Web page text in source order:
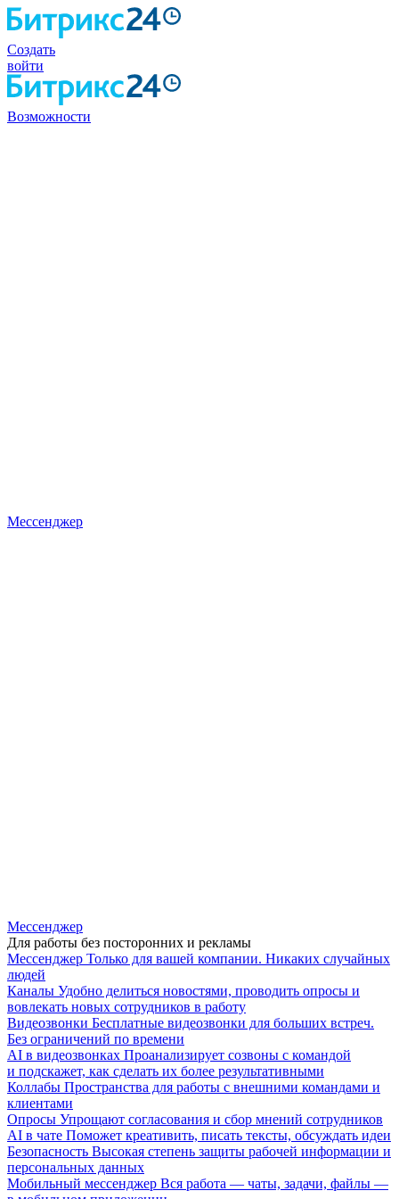
Создать
войти
Возможности
Мессенджер
Мессенджер
Для работы без посторонних и рекламы
Мессенджер Только для вашей компании. Никаких случайных
людей
Каналы Удобно делиться новостями, проводить опросы и
вовлекать новых сотрудников в работу
Видеозвонки Бесплатные видеозвонки для больших встреч.
Без ограничений по времени
AI в видеозвонках Проанализирует созвоны с командой
и подскажет, как сделать их более результативными
Коллабы Пространства для работы с внешними командами и
клиентами
Опросы Упрощают согласования и сбор мнений сотрудников
AI в чате Поможет креативить, писать тексты, обсуждать идеи
Безопасность Высокая степень защиты рабочей информации и
персональных данных
Мобильный мессенджер Вся работа — чаты, задачи, файлы —